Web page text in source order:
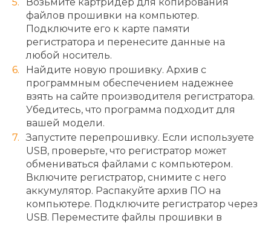
Возьмите картридер для копирования
файлов прошивки на компьютер.
Подключите его к карте памяти
регистратора и перенесите данные на
любой носитель.
Найдите новую прошивку. Архив с
программным обеспечением надежнее
взять на сайте производителя регистратора.
Убедитесь, что программа подходит для
вашей модели.
Запустите перепрошивку. Если используете
USB, проверьте, что регистратор может
обмениваться файлами с компьютером.
Включите регистратор, снимите с него
аккумулятор. Распакуйте архив ПО на
компьютере. Подключите регистратор через
USB. Переместите файлы прошивки в